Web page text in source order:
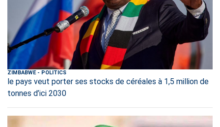
ZIMBABWE- POLITICS
le pays veut porter ses stocks de céréales à 1,5 million de
tonnes d’ici 2030